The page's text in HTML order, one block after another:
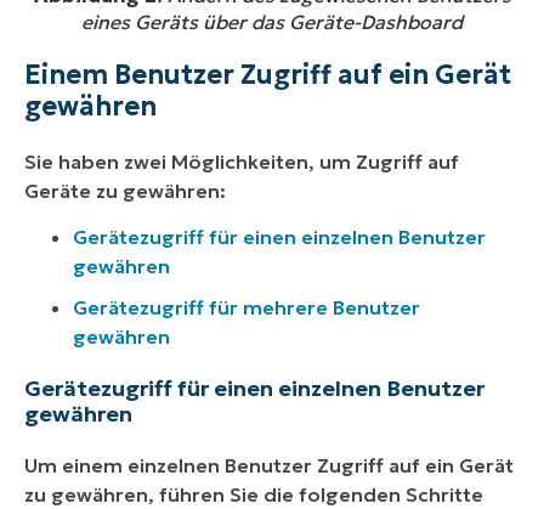
eines Geräts über das Geräte-Dashboard
Einem Benutzer Zugriff auf ein Gerät
gewähren
Sie haben zwei Möglichkeiten, um Zugriff auf
Geräte zu gewähren:
Gerätezugriff für einen einzelnen Benutzer
gewähren
Gerätezugriff für mehrere Benutzer
gewähren
Gerätezugriff für einen einzelnen Benutzer
gewähren
Um einem einzelnen Benutzer Zugriff auf ein Gerät
zu gewähren, führen Sie die folgenden Schritte